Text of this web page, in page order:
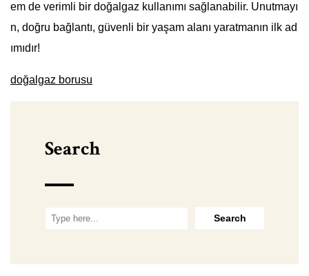
em de verimli bir doğalgaz kullanımı sağlanabilir. Unutmayı
n, doğru bağlantı, güvenli bir yaşam alanı yaratmanın ilk ad
ımıdır!
doğalgaz borusu
Search